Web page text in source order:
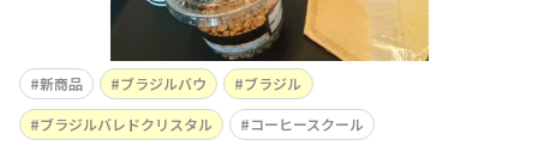
新商品 ブラジルバウ
ブラジル
ブラジルバレドクリスタル
コーヒースクール